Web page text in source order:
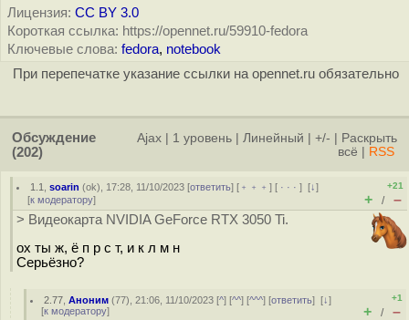
Лицензия: CC BY 3.0
Короткая ссылка: https://opennet.ru/59910-fedora
Ключевые слова: fedora, notebook
При перепечатке указание ссылки на opennet.ru обязательно
Обсуждение
(202)
Ajax 1 уровень Линейный +/-
Раскрыть
всё
RSS
1.1 ,soarin (ok), 17:28, 11/10/2023 [ответить] [ ﹢﹢﹢] [ · · ·][↓]
[к модератору]
+21
+ / –
> Видеокарта NVIDIA GeForce RTX 3050 Ti.
ох ты ж, ё п р с т, и к л м н
Серьёзно?
2.77 ,Аноним (77), 21:06, 11/10/2023 [^] [^^] [^^^] [ответить][↓]
[к модератору]
+1
+ / –